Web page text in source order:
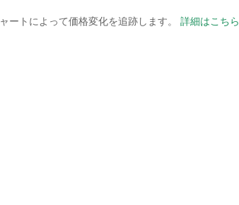
ートによって価格変化を追跡します。 詳細はこちら